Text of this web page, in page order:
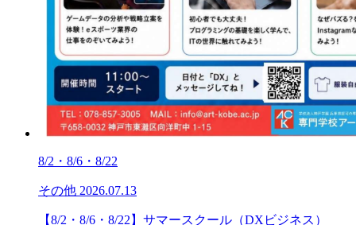
8/2・8/6・8/22
その他 2026.07.13
【8/2・8/6・8/22】サマースクール（DXビジネス）